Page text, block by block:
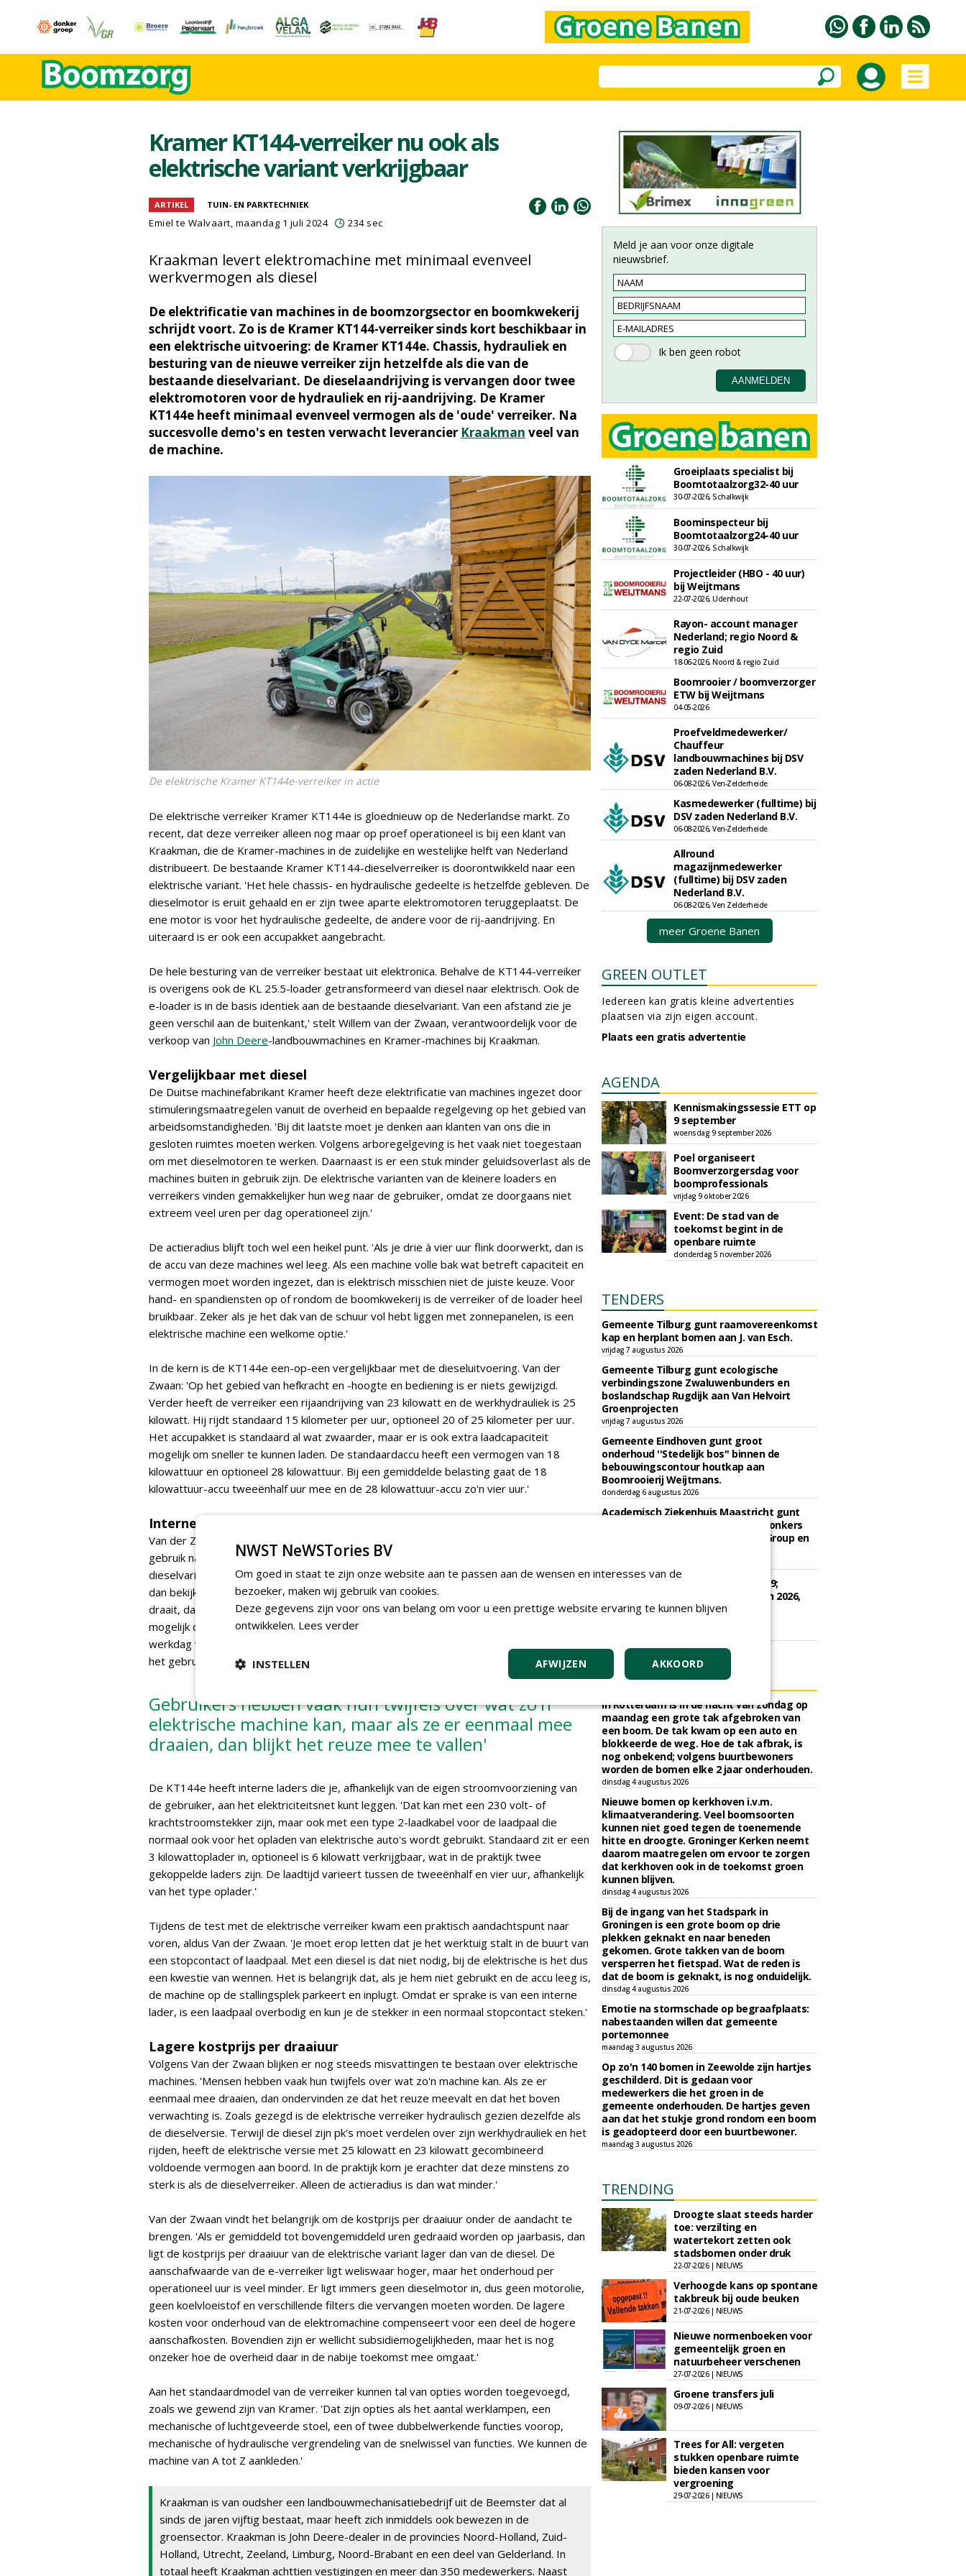
Kramer KT144-verreiker nu ook als
elektrische variant verkrijgbaar
ARTIKEL TUIN- EN PARKTECHNIEK
Emiel te Walvaart, maandag 1 juli 2024 234 sec
Kraakman levert elektromachine met minimaal evenveel
werkvermogen als diesel
De elektrificatie van machines in de boomzorgsector en boomkwekerij
schrijdt voort. Zo is de Kramer KT144-verreiker sinds kort beschikbaar in
een elektrische uitvoering: de Kramer KT144e. Chassis, hydrauliek en
besturing van de nieuwe verreiker zijn hetzelfde als die van de
bestaande dieselvariant. De dieselaandrijving is vervangen door twee
elektromotoren voor de hydrauliek en rij-aandrijving. De Kramer
KT144e heeft minimaal evenveel vermogen als de 'oude' verreiker. Na
succesvolle demo's en testen verwacht leverancier Kraakman veel van
de machine.
De elektrische Kramer KT144e-verreiker in actie
De elektrische verreiker Kramer KT144e is gloednieuw op de Nederlandse markt. Zo
recent, dat deze verreiker alleen nog maar op proef operationeel is bij een klant van
Kraakman, die de Kramer-machines in de zuidelijke en westelijke helft van Nederland
distribueert. De bestaande Kramer KT144-dieselverreiker is doorontwikkeld naar een
elektrische variant. 'Het hele chassis- en hydraulische gedeelte is hetzelfde gebleven. De
dieselmotor is eruit gehaald en er zijn twee aparte elektromotoren teruggeplaatst. De
ene motor is voor het hydraulische gedeelte, de andere voor de rij-aandrijving. En
uiteraard is er ook een accupakket aangebracht.
De hele besturing van de verreiker bestaat uit elektronica. Behalve de KT144-verreiker
is overigens ook de KL 25.5-loader getransformeerd van diesel naar elektrisch. Ook de
e-loader is in de basis identiek aan de bestaande dieselvariant. Van een afstand zie je
geen verschil aan de buitenkant,' stelt Willem van der Zwaan, verantwoordelijk voor de
verkoop van John Deere-landbouwmachines en Kramer-machines bij Kraakman.
Vergelijkbaar met diesel
De Duitse machinefabrikant Kramer heeft deze elektrificatie van machines ingezet door
stimuleringsmaatregelen vanuit de overheid en bepaalde regelgeving op het gebied van
arbeidsomstandigheden. 'Bij dit laatste moet je denken aan klanten van ons die in
gesloten ruimtes moeten werken. Volgens arboregelgeving is het vaak niet toegestaan
om met dieselmotoren te werken. Daarnaast is er een stuk minder geluidsoverlast als de
machines buiten in gebruik zijn. De elektrische varianten van de kleinere loaders en
verreikers vinden gemakkelijker hun weg naar de gebruiker, omdat ze doorgaans niet
extreem veel uren per dag operationeel zijn.'
De actieradius blijft toch wel een heikel punt. 'Als je drie à vier uur flink doorwerkt, dan is
de accu van deze machines wel leeg. Als een machine volle bak wat betreft capaciteit en
vermogen moet worden ingezet, dan is elektrisch misschien niet de juiste keuze. Voor
hand- en spandiensten op of rondom de boomkwekerij is de verreiker of de loader heel
bruikbaar. Zeker als je het dak van de schuur vol hebt liggen met zonnepanelen, is een
elektrische machine een welkome optie.'
In de kern is de KT144e een-op-een vergelijkbaar met de dieseluitvoering. Van der
Zwaan: 'Op het gebied van hefkracht en -hoogte en bediening is er niets gewijzigd.
Verder heeft de verreiker een rijaandrijving van 23 kilowatt en de werkhydrauliek is 25
kilowatt. Hij rijdt standaard 15 kilometer per uur, optioneel 20 of 25 kilometer per uur.
Het accupakket is standaard al wat zwaarder, maar er is ook extra laadcapaciteit
mogelijk om sneller te kunnen laden. De standaardaccu heeft een vermogen van 18
kilowattuur en optioneel 28 kilowattuur. Bij een gemiddelde belasting gaat de 18
kilowattuur-accu tweeënhalf uur mee en de 28 kilowattuur-accu zo'n vier uur.'
Interne laders
Van der Zwaan vervolgt: 'Maar als je tijdens het rijden het gaspedaal loslaat, dan is het
gebruik nagenoeg nul, sterker nog: dan laadt de accu op. Dat is het verschil met de
dieselvariant, die stationair ook gewoon een paar liter brandstof per uur verbruikt. Als je
dan bekijkt dat de machine tijdens het gebruik gemiddeld een derde van de tijd stationair
draait, dan maak je algauw aardig wat kosten als je die uren erbij telt. Het is echter
mogelijk dat de elektrische machine, die praktisch gezien vier uur kan draaien, toch een
werkdag van acht uur vol krijgt. Want je bent de machine in de praktijk niet continu aan
het gebruiken.'
Gebruikers hebben vaak hun twijfels over wat zo'n
elektrische machine kan, maar als ze er eenmaal mee
draaien, dan blijkt het reuze mee te vallen'
De KT144e heeft interne laders die je, afhankelijk van de eigen stroomvoorziening van
de gebruiker, aan het elektriciteitsnet kunt leggen. 'Dat kan met een 230 volt- of
krachtstroomstekker zijn, maar ook met een type 2-laadkabel voor de laadpaal die
normaal ook voor het opladen van elektrische auto's wordt gebruikt. Standaard zit er een
3 kilowattoplader in, optioneel is 6 kilowatt verkrijgbaar, wat in de praktijk twee
gekoppelde laders zijn. De laadtijd varieert tussen de tweeënhalf en vier uur, afhankelijk
van het type oplader.'
Tijdens de test met de elektrische verreiker kwam een praktisch aandachtspunt naar
voren, aldus Van der Zwaan. 'Je moet erop letten dat je het werktuig stalt in de buurt van
een stopcontact of laadpaal. Met een diesel is dat niet nodig, bij de elektrische is het dus
een kwestie van wennen. Het is belangrijk dat, als je hem niet gebruikt en de accu leeg is,
de machine op de stallingsplek parkeert en inplugt. Omdat er sprake is van een interne
lader, is een laadpaal overbodig en kun je de stekker in een normaal stopcontact steken.'
Lagere kostprijs per draaiuur
Volgens Van der Zwaan blijken er nog steeds misvattingen te bestaan over elektrische
machines. 'Mensen hebben vaak hun twijfels over wat zo'n machine kan. Als ze er
eenmaal mee draaien, dan ondervinden ze dat het reuze meevalt en dat het boven
verwachting is. Zoals gezegd is de elektrische verreiker hydraulisch gezien dezelfde als
de dieselversie. Terwijl de diesel zijn pk's moet verdelen over zijn werkhydrauliek en het
rijden, heeft de elektrische versie met 25 kilowatt en 23 kilowatt gecombineerd
voldoende vermogen aan boord. In de praktijk kom je erachter dat deze minstens zo
sterk is als de dieselverreiker. Alleen de actieradius is dan wat minder.'
Van der Zwaan vindt het belangrijk om de kostprijs per draaiuur onder de aandacht te
brengen. 'Als er gemiddeld tot bovengemiddeld uren gedraaid worden op jaarbasis, dan
ligt de kostprijs per draaiuur van de elektrische variant lager dan van de diesel. De
aanschafwaarde van de e-verreiker ligt weliswaar hoger, maar het onderhoud per
operationeel uur is veel minder. Er ligt immers geen dieselmotor in, dus geen motorolie,
geen koelvloeistof en verschillende filters die vervangen moeten worden. De lagere
kosten voor onderhoud van de elektromachine compenseert voor een deel de hogere
aanschafkosten. Bovendien zijn er wellicht subsidiemogelijkheden, maar het is nog
onzeker hoe de overheid daar in de nabije toekomst mee omgaat.'
Aan het standaardmodel van de verreiker kunnen tal van opties worden toegevoegd,
zoals we gewend zijn van Kramer. 'Dat zijn opties als het aantal werklampen, een
mechanische of luchtgeveerde stoel, een of twee dubbelwerkende functies voorop,
mechanische of hydraulische vergrendeling van de snelwissel van functies. We kunnen de
machine van A tot Z aankleden.'
Kraakman is van oudsher een landbouwmechanisatiebedrijf uit de Beemster dat al
sinds de jaren vijftig bestaat, maar heeft zich inmiddels ook bewezen in de
groensector. Kraakman is John Deere-dealer in de provincies Noord-Holland, Zuid-
Holland, Utrecht, Zeeland, Limburg, Noord-Brabant en een deel van Gelderland. In
totaal heeft Kraakman achttien vestigingen en meer dan 350 medewerkers. Naast
Meld je aan voor onze digitale
nieuwsbrief.
Groeiplaats specialist bij
Boomtotaalzorg32-40 uur
30-07-2026, Schalkwijk
Boominspecteur bij
Boomtotaalzorg24-40 uur
30-07-2026, Schalkwijk
Projectleider (HBO - 40 uur)
bij Weijtmans
22-07-2026, Udenhout
Rayon- account manager
Nederland; regio Noord &
regio Zuid
18-06-2026, Noord & regio Zuid
Boomrooier / boomverzorger
ETW bij Weijtmans
04-05-2026
Proefveldmedewerker/
Chauffeur
landbouwmachines bij DSV
zaden Nederland B.V.
06-08-2026, Ven-Zelderheide
Kasmedewerker (fulltime) bij
DSV zaden Nederland B.V.
06-08-2026, Ven-Zelderheide
Allround
magazijnmedewerker
(fulltime) bij DSV zaden
Nederland B.V.
06-08-2026, Ven Zelderheide
meer Groene Banen
GREEN OUTLET
Iedereen kan gratis kleine advertenties
plaatsen via zijn eigen account.
Plaats een gratis advertentie
AGENDA
Kennismakingssessie ETT op
9 september
woensdag 9 september 2026
Poel organiseert
Boomverzorgersdag voor
boomprofessionals
vrijdag 9 oktober 2026
Event: De stad van de
toekomst begint in de
openbare ruimte
donderdag 5 november 2026
TENDERS
Gemeente Tilburg gunt raamovereenkomst
kap en herplant bomen aan J. van Esch.
vrijdag 7 augustus 2026
Gemeente Tilburg gunt ecologische
verbindingszone Zwaluwenbunders en
boslandschap Rugdijk aan Van Helvoirt
Groenprojecten
vrijdag 7 augustus 2026
Gemeente Eindhoven gunt groot
onderhoud ''Stedelijk bos'' binnen de
bebouwingscontour houtkap aan
Boomrooierij Weijtmans.
donderdag 6 augustus 2026
Academisch Ziekenhuis Maastricht gunt
onderhoud terreinen MUMC+ aan Jonkers
Hoveniers, Dolmans Landscaping Group en
Provincie Drenthe gunt bestek 1879;
onderhoud bomen en beplantingen 2026,
provincie Drenthe aan Den Held
KNIPSELS
In Rotterdam is in de nacht van zondag op
maandag een grote tak afgebroken van
een boom. De tak kwam op een auto en
blokkeerde de weg. Hoe de tak afbrak, is
nog onbekend; volgens buurtbewoners
worden de bomen elke 2 jaar onderhouden.
dinsdag 4 augustus 2026
Nieuwe bomen op kerkhoven i.v.m.
klimaatverandering. Veel boomsoorten
kunnen niet goed tegen de toenemende
hitte en droogte. Groninger Kerken neemt
daarom maatregelen om ervoor te zorgen
dat kerkhoven ook in de toekomst groen
kunnen blijven.
dinsdag 4 augustus 2026
Bij de ingang van het Stadspark in
Groningen is een grote boom op drie
plekken geknakt en naar beneden
gekomen. Grote takken van de boom
versperren het fietspad. Wat de reden is
dat de boom is geknakt, is nog onduidelijk.
dinsdag 4 augustus 2026
Emotie na stormschade op begraafplaats:
nabestaanden willen dat gemeente
portemonnee
maandag 3 augustus 2026
Op zo'n 140 bomen in Zeewolde zijn hartjes
geschilderd. Dit is gedaan voor
medewerkers die het groen in de
gemeente onderhouden. De hartjes geven
aan dat het stukje grond rondom een boom
is geadopteerd door een buurtbewoner.
maandag 3 augustus 2026
TRENDING
Droogte slaat steeds harder
toe: verzilting en
watertekort zetten ook
stadsbomen onder druk
22-07-2026 | NIEUWS
Verhoogde kans op spontane
takbreuk bij oude beuken
21-07-2026 | NIEUWS
Nieuwe normenboeken voor
gemeentelijk groen en
natuurbeheer verschenen
27-07-2026 | NIEUWS
Groene transfers juli
09-07-2026 | NIEUWS
Trees for All: vergeten
stukken openbare ruimte
bieden kansen voor
vergroening
29-07-2026 | NIEUWS
NWST NeWSTories BV
Om goed in staat te zijn onze website aan te passen aan de wensen en interesses van de
bezoeker, maken wij gebruik van cookies.
Deze gegevens zijn voor ons van belang om voor u een prettige website ervaring te kunnen blijven
ontwikkelen. Lees verder
AKKOORD
AFWIJZEN
INSTELLEN